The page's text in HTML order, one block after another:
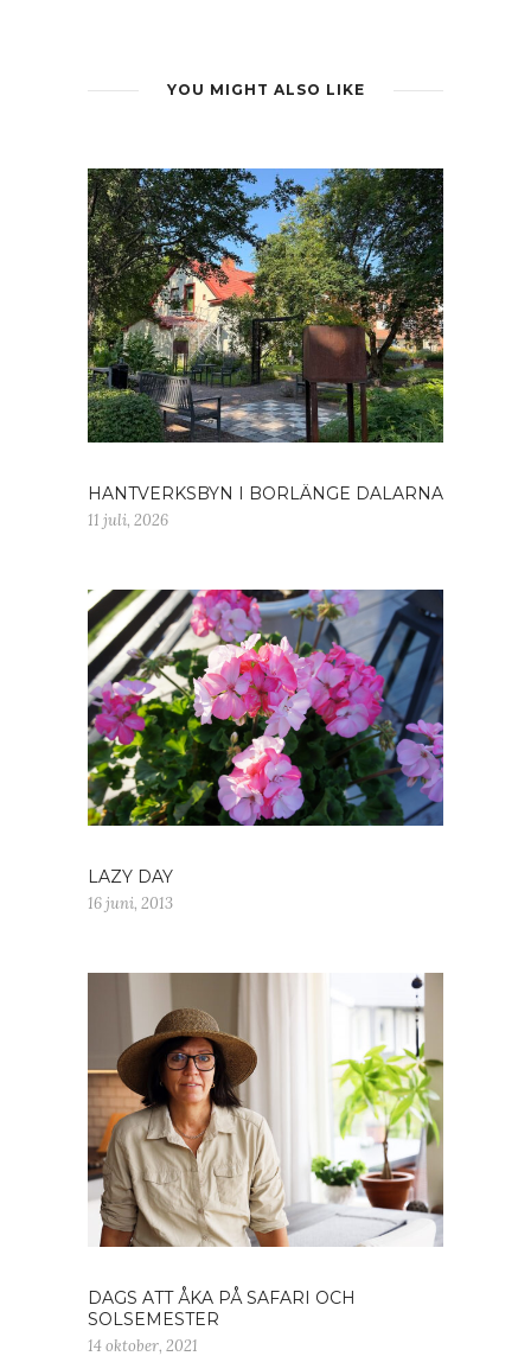
YOU MIGHT ALSO LIKE
HANTVERKSBYN I BORLÄNGE DALARNA
11 juli, 2026
LAZY DAY
16 juni, 2013
DAGS ATT ÅKA PÅ SAFARI OCH
SOLSEMESTER
14 oktober, 2021